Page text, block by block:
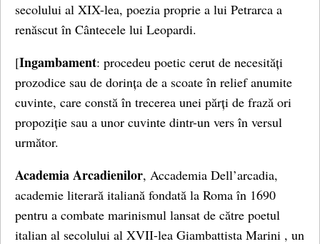
secolului al XIX-lea, poezia proprie a lui Petrarca a
renăscut în Cântecele lui Leopardi.
[Ingambament: procedeu poetic cerut de necesități
prozodice sau de dorința de a scoate în relief anumite
cuvinte, care constă în trecerea unei părți de frază ori
propoziție sau a unor cuvinte dintr-un vers în versul
următor.
Academia Arcadienilor, Accademia Dell’arcadia,
academie literară italiană fondată la Roma în 1690
pentru a combate marinismul lansat de către poetul
italian al secolului al XVII-lea Giambattista Marini , un